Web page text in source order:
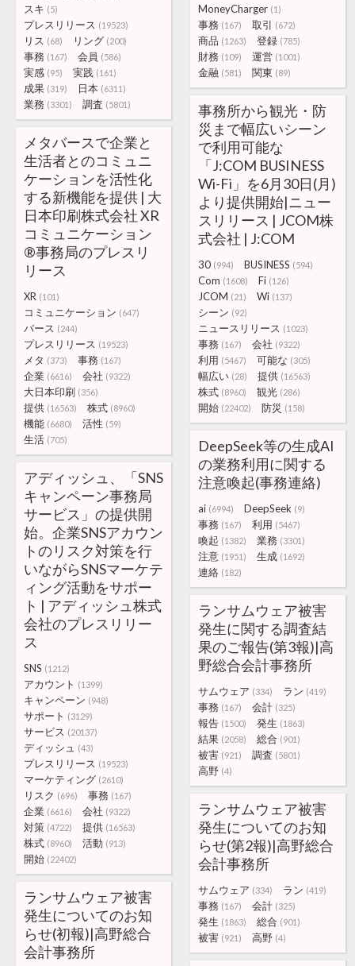
スキ (5)
プレスリリース (19523)
リス (68) リング (200)
事務 (167) 会員 (586)
実感 (95) 実践 (161)
成果 (319) 日本 (6311)
業務 (3301) 調査 (5801)
MoneyCharger (1)
事務 (167) 取引 (672)
商品 (1263) 登録 (785)
財務 (109) 運営 (1001)
金融 (581) 関東 (89)
事務所から観光・防
災まで幅広いシーン
で利用可能な
「J:COM BUSINESS
Wi-Fi」を6月30日(月)
より提供開始|ニュー
スリリース | JCOM株
式会社 | J:COM
30 (994) BUSINESS (594)
Com (1608) Fi (126)
JCOM (21) Wi (137)
シーン (92)
ニュースリリース (1023)
事務 (167) 会社 (9322)
利用 (5467) 可能な (305)
幅広い (28) 提供 (16563)
株式 (8960) 観光 (286)
開始 (22402) 防災 (158)
メタバースで企業と
生活者とのコミュニ
ケーションを活性化
する新機能を提供 | 大
日本印刷株式会社 XR
コミュニケーション
®事務局のプレスリ
リース
XR (101)
コミュニケーション (647)
バース (244)
プレスリリース (19523)
メタ (373) 事務 (167)
企業 (6616) 会社 (9322)
大日本印刷 (356)
提供 (16563) 株式 (8960)
機能 (6680) 活性 (59)
生活 (705)
DeepSeek等の生成AI
の業務利用に関する
注意喚起(事務連絡)
ai (6994) DeepSeek (9)
事務 (167) 利用 (5467)
喚起 (1382) 業務 (3301)
注意 (1951) 生成 (1692)
連絡 (182)
アディッシュ、「SNS
キャンペーン事務局
サービス」の提供開
始。企業SNSアカウン
トのリスク対策を行
いながらSNSマーケテ
ィング活動をサポー
ト | アディッシュ株式
会社のプレスリリー
ス
SNS (1212)
アカウント (1399)
キャンペーン (948)
サポート (3129)
サービス (20137)
ディッシュ (43)
プレスリリース (19523)
マーケティング (2610)
リスク (696) 事務 (167)
企業 (6616) 会社 (9322)
対策 (4722) 提供 (16563)
株式 (8960) 活動 (913)
開始 (22402)
ランサムウェア被害
発生に関する調査結
果のご報告(第3報)|高
野総合会計事務所
サムウェア (334) ラン (419)
事務 (167) 会計 (325)
報告 (1500) 発生 (1863)
結果 (2058) 総合 (901)
被害 (921) 調査 (5801)
高野 (4)
ランサムウェア被害
発生についてのお知
らせ(第2報)|高野総合
会計事務所
サムウェア (334) ラン (419)
事務 (167) 会計 (325)
発生 (1863) 総合 (901)
被害 (921) 高野 (4)
ランサムウェア被害
発生についてのお知
らせ(初報)|高野総合
会計事務所